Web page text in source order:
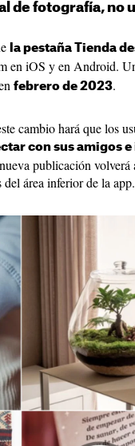
de fotografía, no
la pestaña Tienda
en iOS y en Android.
febrero de 2023.
cambio hará que los
con sus amigos
publicación volverá
del área inferior de la app.